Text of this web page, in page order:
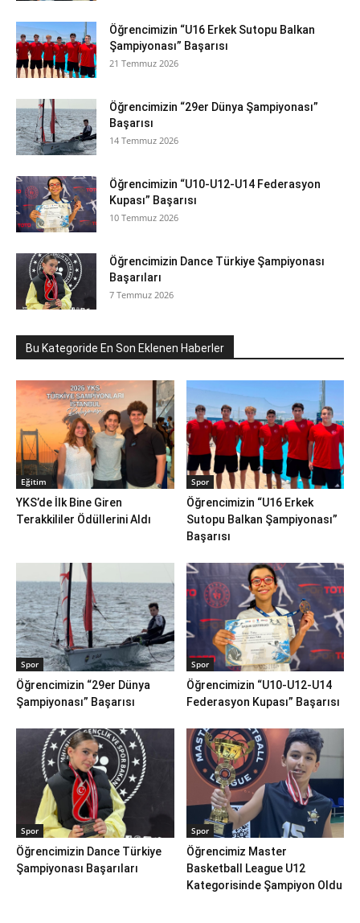
Öğrencimizin “U16 Erkek Sutopu Balkan
Şampiyonası” Başarısı
21 Temmuz 2026
Öğrencimizin “29er Dünya Şampiyonası”
Başarısı
14 Temmuz 2026
Öğrencimizin “U10-U12-U14 Federasyon
Kupası” Başarısı
10 Temmuz 2026
Öğrencimizin Dance Türkiye Şampiyonası
Başarıları
7 Temmuz 2026
Bu Kategoride En Son Eklenen Haberler
Eğitim
YKS’de İlk Bine Giren
Terakkililer Ödüllerini Aldı
Spor
Öğrencimizin “U16 Erkek
Sutopu Balkan Şampiyonası”
Başarısı
Spor
Öğrencimizin “29er Dünya
Şampiyonası” Başarısı
Spor
Öğrencimizin “U10-U12-U14
Federasyon Kupası” Başarısı
Spor
Öğrencimizin Dance Türkiye
Şampiyonası Başarıları
Spor
Öğrencimiz Master
Basketball League U12
Kategorisinde Şampiyon Oldu